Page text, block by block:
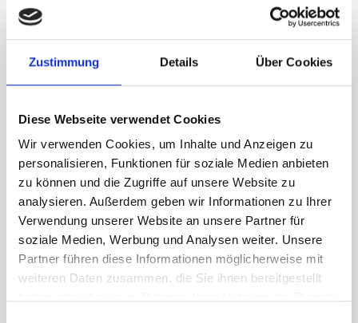
Zustimmung Details Über Cookies
Diese Webseite verwendet Cookies
Wir verwenden Cookies, um Inhalte und Anzeigen zu
personalisieren, Funktionen für soziale Medien anbieten
zu können und die Zugriffe auf unsere Website zu
analysieren. Außerdem geben wir Informationen zu Ihrer
Verwendung unserer Website an unsere Partner für
soziale Medien, Werbung und Analysen weiter. Unsere
Partner führen diese Informationen möglicherweise mit
weiteren Daten zusammen, die Sie ihnen bereitgestellt
Effektive
Umschuldung